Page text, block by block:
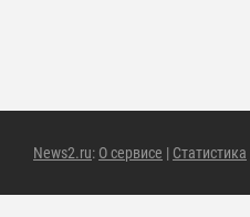
News2.ru: О сервисе | Статистика